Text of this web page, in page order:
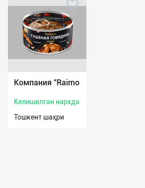
Компания "Raimo
Келишилган нархда
Тошкент шаҳри